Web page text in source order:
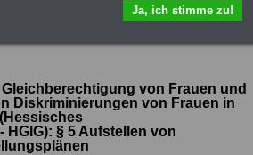
von Frauen und
Diskriminierungen von Frauen in
HGlG): § 5 Aufstellen von
Ja, ich stimme zu!